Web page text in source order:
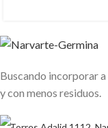
Buscando incorporar
y con menos residuos.